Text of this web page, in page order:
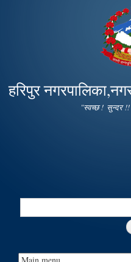
main
content
हरिपुर
"स्वच्छ ! सुन्दर
Search